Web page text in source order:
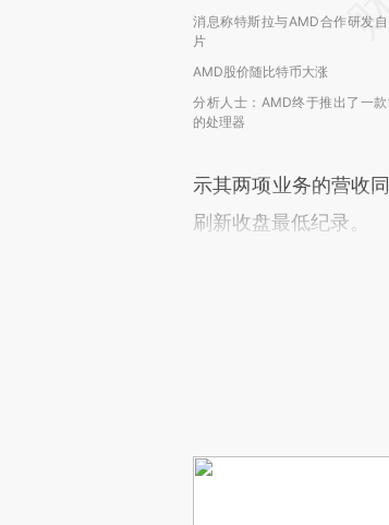
消息称特斯拉与AMD合作研发
片
AMD股价随比特币大涨
分析人士：AMD终于推出了一
的处理器
示其两项业务的营收
刷新收盘最低纪录。